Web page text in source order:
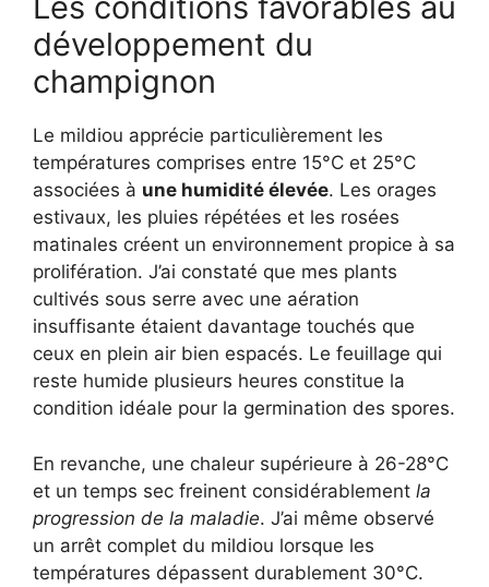
développement du
champignon
Le mildiou apprécie particulièrement les
températures comprises entre 15°C et 25°C
associées à une humidité élevée. Les orages
estivaux, les pluies répétées et les rosées
matinales créent un environnement propice à sa
prolifération. J’ai constaté que mes plants
cultivés sous serre avec une aération
insuffisante étaient davantage touchés que
ceux en plein air bien espacés. Le feuillage qui
reste humide plusieurs heures constitue la
condition idéale pour la germination des spores.
En revanche, une chaleur supérieure à 26-28°C
et un temps sec freinent considérablement la
progression de la maladie. J’ai même observé
un arrêt complet du mildiou lorsque les
températures dépassent durablement 30°C.